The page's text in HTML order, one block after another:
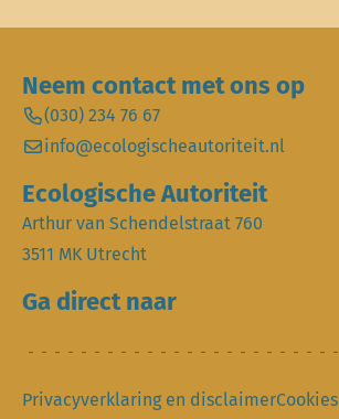
Ga direct naar
Neem contact met ons op
(030) 234 76 67
info@ecologischeautoriteit.nl
Ecologische Autoriteit
Arthur van Schendelstraat 760
3511 MK Utrecht
Privacyverklaring en disclaimerCookies